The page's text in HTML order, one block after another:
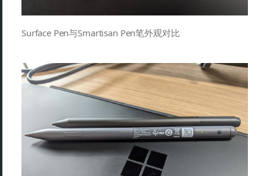
Surface Pen与Smartisan Pen笔外观对比